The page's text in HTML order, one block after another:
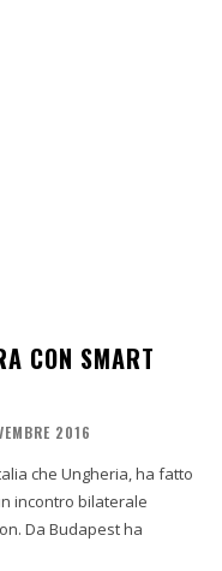
CON SMART
2016
che Ungheria, ha fatto
incontro bilaterale
Da Budapest ha